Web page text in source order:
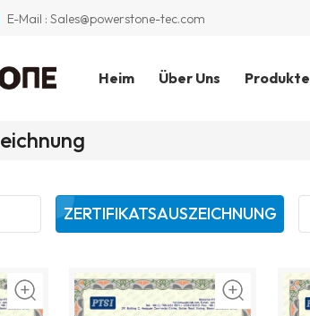
E-Mail : Sales@powerstone-tec.com
Heim Über Uns Produkte
ZERTIFIKATSAUSZEICHNUNG